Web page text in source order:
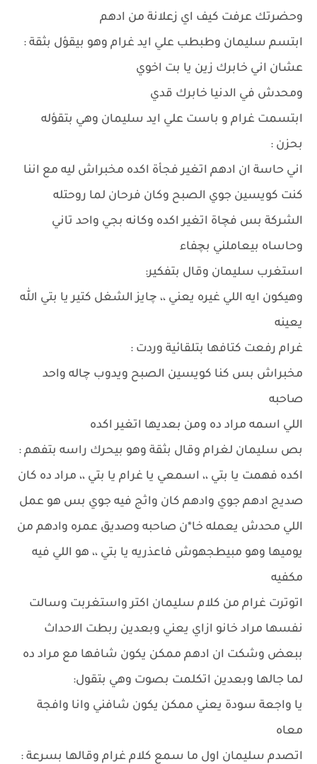
وحضرتك عرفت كيف اي زعلانة من ادهم
ابتسم سليمان وطبطب علي ايد غرام وهو بيقؤل بثقة :
عشان اني خابرك زين يا بت اخوي
ومحدش في الدنيا خابرك قدي
ابتسمت غرام و باست علي ايد سليمان وهي بتقؤله
بحزن :
اني حاسة ان ادهم اتغير فجأة اكده مخبراش ليه مع اننا
كنت كويسين جوي الصبح وكان فرحان لما روحتله
الشركة بس فچاة اتغير اكده وكانه بجي واحد تاني
وحاساه بيعاملني بچفاء
استغرب سليمان وقال بتفكير:
وهيكون ايه اللي غيره يعني ،، چايز الشغل كتير يا بتي الله
يعينه
غرام رفعت كتافها بتلقائية وردت :
مخبراش بس كنا كويسين الصبح ويدوب چاله واحد
صاحبه
اللي اسمه مراد ده ومن بعديها اتغير اكده
بص سليمان لغرام وقال بثقة وهو بيحرك راسه بتفهم :
اكده فهمت يا بتي ،، اسمعي يا غرام يا بتي ،، مراد ده كان
صديج ادهم جوي وادهم كان واثج فيه جوي بس هو عمل
اللي محدش يعمله خا*ن صاحبه وصديق عمره وادهم من
يوميها وهو مبيطجهوش فاعذريه يا بتي ،، هو اللي فيه
مكفيه
اتوترت غرام من كلام سليمان اكتر واستغربت وسالت
نفسها مراد خانو ازاي يعني وبعدين ربطت الاحداث
ببعض وشكت ان ادهم ممكن يكون شافها مع مراد ده
لما جالها وبعدين اتكلمت بصوت وهي بتقول:
يا واجعة سودة يعني ممكن يكون شافني وانا وافجة
معاه
اتصدم سليمان اول ما سمع كلام غرام وقالها بسرعة :